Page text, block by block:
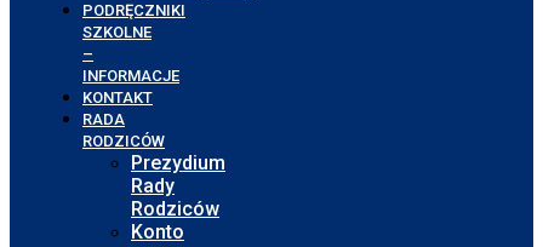
PODRĘCZNIKI
SZKOLNE
–
INFORMACJE
KONTAKT
RADA
RODZICÓW
Prezydium
Rady
Rodziców
Konto